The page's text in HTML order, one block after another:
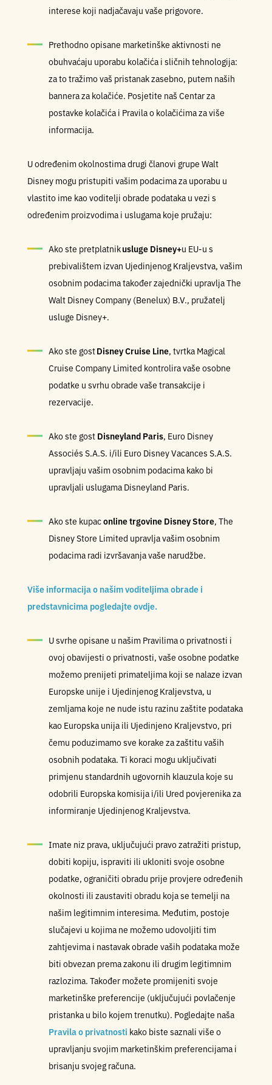
interese koji nadjačavaju vaše prigovore.
Prethodno opisane marketinške aktivnosti ne
obuhvaćaju uporabu kolačića i sličnih tehnologija:
za to tražimo vaš pristanak zasebno, putem naših
bannera za kolačiće. Posjetite naš Centar za
postavke kolačića i Pravila o kolačićima za više
informacija.
U određenim okolnostima drugi članovi grupe Walt
Disney mogu pristupiti vašim podacima za uporabu u
vlastito ime kao voditelji obrade podataka u vezi s
određenim proizvodima i uslugama koje pružaju:
Ako ste pretplatnikusluge Disney+u EU-u s
prebivalištem izvan Ujedinjenog Kraljevstva, vašim
osobnim podacima također zajednički upravlja The
Walt Disney Company (Benelux) B.V., pružatelj
usluge Disney+.
Ako ste gostDisney Cruise Line, tvrtka Magical
Cruise Company Limited kontrolira vaše osobne
podatke u svrhu obrade vaše transakcije i
rezervacije.
Ako ste gost Disneyland Paris, Euro Disney
Associés S.A.S. i/ili Euro Disney Vacances S.A.S.
upravljaju vašim osobnim podacima kako bi
upravljali uslugama Disneyland Paris.
Ako ste kupaconline trgovine Disney Store, The
Disney Store Limited upravlja vašim osobnim
podacima radi izvršavanja vaše narudžbe.
Više informacija o našim voditeljima obrade i
predstavnicima pogledajte ovdje.
U svrhe opisane u našim Pravilima o privatnosti i
ovoj obavijesti o privatnosti, vaše osobne podatke
možemo prenijeti primateljima koji se nalaze izvan
Europske unije i Ujedinjenog Kraljevstva, u
zemljama koje ne nude istu razinu zaštite podataka
kao Europska unija ili Ujedinjeno Kraljevstvo, pri
čemu poduzimamo sve korake za zaštitu vaših
osobnih podataka. Ti koraci mogu uključivati
primjenu standardnih ugovornih klauzula koje su
odobrili Europska komisija i/ili Ured povjerenika za
informiranje Ujedinjenog Kraljevstva.
Imate niz prava, uključujući pravo zatražiti pristup,
dobiti kopiju, ispraviti ili ukloniti svoje osobne
podatke, ograničiti obradu prije provjere određenih
okolnosti ili zaustaviti obradu koja se temelji na
našim legitimnim interesima. Međutim, postoje
slučajevi u kojima ne možemo udovoljiti tim
zahtjevima i nastavak obrade vaših podataka može
biti obvezan prema zakonu ili drugim legitimnim
razlozima. Također možete promijeniti svoje
marketinške preferencije (uključujući povlačenje
pristanka u bilo kojem trenutku). Pogledajte naša
Pravila o privatnosti kako biste saznali više o
upravljanju svojim marketinškim preferencijama i
brisanju svojeg računa.